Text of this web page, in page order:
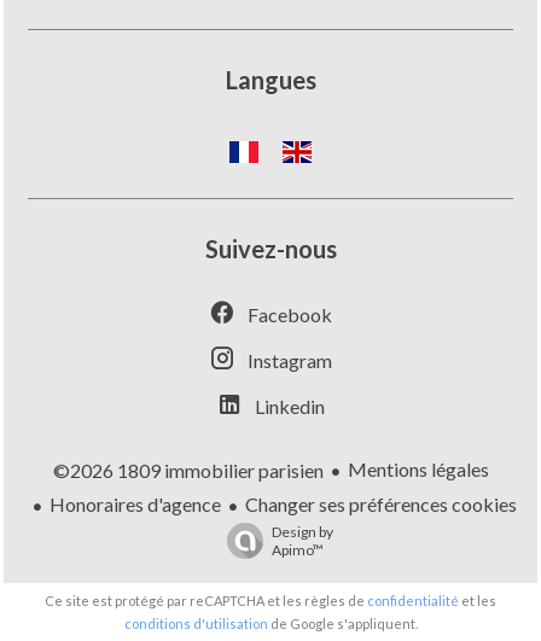
Langues
Suivez-nous
Facebook
Instagram
Linkedin
©2026 1809 immobilier parisien
Mentions légales
Honoraires d'agence
Changer ses préférences cookies
Design by
Apimo™
Ce site est protégé par reCAPTCHA et les règles de confidentialité et les
conditions d'utilisation de Google s'appliquent.